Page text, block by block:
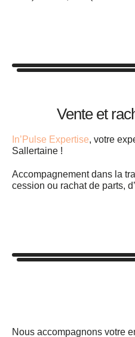
Vente et
In’Pulse Expertise, votre
Sallertaine !
Accompagnement dans la
cession ou rachat de parts,
Nous accompagnons votre